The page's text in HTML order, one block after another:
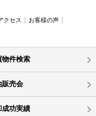
クセス
お客様の声
物件検索
販売会
成功実績